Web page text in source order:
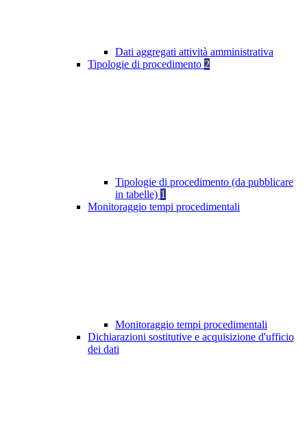
Dati aggregati attività amministrativa
Tipologie di procedimento 2
Tipologie di procedimento (da pubblicare
in tabelle) 1
Monitoraggio tempi procedimentali
Monitoraggio tempi procedimentali
Dichiarazioni sostitutive e acquisizione d'ufficio
dei dati